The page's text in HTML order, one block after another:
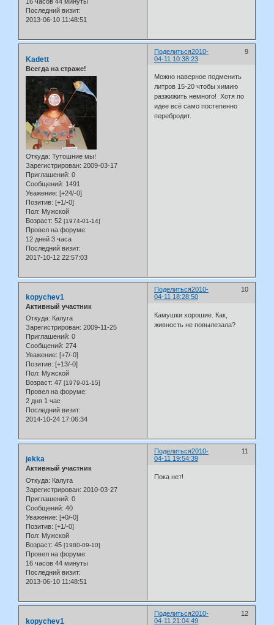
Последний визит:
2013-06-10 11:48:51
Поделиться 9
2010-
04-11 10:38:23
Kadett
Всегда на страже!
Откуда: Тутошние мы!
Зарегистрирован: 2009-03-17
Приглашений: 0
Сообщений: 1491
Уважение: [+24/-0]
Позитив: [+1/-0]
Пол: Мужской
Возраст: 52 [1974-01-14]
Провел на форуме:
12 дней 3 часа
Последний визит:
2017-10-12 22:57:03
Можно наверное подменить
литров 15-20 чтобы химию
разжижить немного! Хотя по
идее всё само постепенно
перебродит.
Поделиться 10
2010-
04-11 18:28:50
kopychev1
Активный участник
Откуда: Калуга
Зарегистрирован: 2009-11-25
Приглашений: 0
Сообщений: 274
Уважение: [+7/-0]
Позитив: [+13/-0]
Пол: Мужской
Возраст: 47 [1979-01-15]
Провел на форуме:
2 дня 1 час
Последний визит:
2014-10-24 17:06:34
Камушки хорошие. Как,
живность не повылезала?
Поделиться 11
2010-
04-11 19:54:39
jekka
Активный участник
Откуда: Калуга
Зарегистрирован: 2010-03-27
Приглашений: 0
Сообщений: 40
Уважение: [+0/-0]
Позитив: [+1/-0]
Пол: Мужской
Возраст: 45 [1980-09-10]
Провел на форуме:
16 часов 44 минуты
Последний визит:
2013-06-10 11:48:51
Пока нет!
Поделиться 12
2010-
04-11 21:04:49
kopychev1